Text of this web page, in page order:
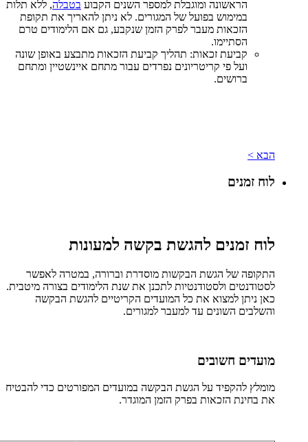
הראשונה ומוגבלת למספר השנים הקבוע בטבלה, ללא תלות
במימוש בפועל של המגורים. לא ניתן להאריך את תקופת
הזכאות מעבר לפרק הזמן שנקבע, גם אם הלימודים טרם
הסתיימו.
קביעת זכאות: תהליך קביעת הזכאות מתבצע באופן שונה
ועל פי קריטריונים נפרדים עבור מתחם איינשטיין ומתחם
ברושים.
הבא >
לוח זמנים
לוח זמנים להגשת בקשה למעונות
התקופה של הגשת הבקשות מוסדרת וברורה, במטרה לאפשר
לסטודנטים ולסטודנטיות לתכנן את שנת הלימודים בצורה מיטבית.
כאן ניתן למצוא את כל המועדים הקריטיים להגשת הבקשה
והשלבים השונים עד למעבר למגורים.
מועדים חשובים
מומלץ להקפיד על הגשת הבקשה במועדים המפורטים כדי להבטיח
את בחינת הזכאות בפרק הזמן המוגדר.